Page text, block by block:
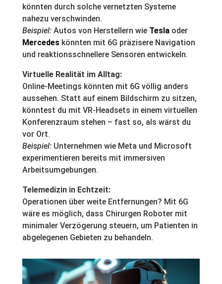
könnten durch solche vernetzten Systeme
nahezu verschwinden.
Beispiel:Autos von Herstellern wie Teslaoder
Mercedes könnten mit 6G präzisere Navigation
und reaktionsschnellere Sensoren entwickeln.
Virtuelle Realität im Alltag:
Online-Meetings könnten mit 6G völlig anders
aussehen. Statt auf einem Bildschirm zu sitzen,
könntest du mit VR-Headsets in einem virtuellen
Konferenzraum stehen – fast so, als wärst du
vor Ort.
Beispiel:Unternehmen wie Meta und Microsoft
experimentieren bereits mit immersiven
Arbeitsumgebungen.
Telemedizin in Echtzeit:
Operationen über weite Entfernungen? Mit 6G
wäre es möglich, dass Chirurgen Roboter mit
minimaler Verzögerung steuern, um Patienten in
abgelegenen Gebieten zu behandeln.